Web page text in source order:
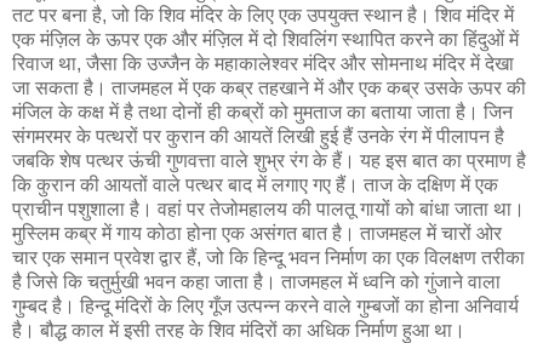
तट पर बना है, जो कि शिव मंदिर के लिए एक उपयुक्त स्थान है। शिव मंदिर में
एक मंज़िल के ऊपर एक और मंज़िल में दो शिवलिंग स्थापित करने का हिंदुओं में
रिवाज था, जैसा कि उज्जैन के महाकालेश्वर मंदिर और सोमनाथ मंदिर में देखा
जा सकता है। ताजमहल में एक कब्र तहखाने में और एक कब्र उसके ऊपर की
मंजिल के कक्ष में है तथा दोनों ही कब्रों को मुमताज का बताया जाता है। जिन
संगमरमर के पत्थरों पर कुरान की आयतें लिखी हुई हैं उनके रंग में पीलापन है
जबकि शेष पत्थर ऊंची गुणवत्ता वाले शुभ्र रंग के हैं। यह इस बात का प्रमाण है
कि कुरान की आयतों वाले पत्थर बाद में लगाए गए हैं। ताज के दक्षिण में एक
प्राचीन पशुशाला है। वहां पर तेजोमहालय की पालतू गायों को बांधा जाता था।
मुस्लिम कब्र में गाय कोठा होना एक असंगत बात है। ताजमहल में चारों ओर
चार एक समान प्रवेश द्वार हैं, जो कि हिन्दू भवन निर्माण का एक विलक्षण तरीका
है जिसे कि चतुर्मुखी भवन कहा जाता है। ताजमहल में ध्वनि को गुंजाने वाला
गुम्बद है। हिन्दू मंदिरों के लिए गूँज उत्पन्न करने वाले गुम्बजों का होना अनिवार्य
है। बौद्ध काल में इसी तरह के शिव मंदिरों का अधिक निर्माण हुआ था।